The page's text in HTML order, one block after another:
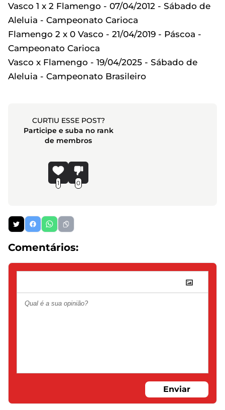
Vasco 1 x 2 Flamengo - 07/04/2012 - Sábado de
Aleluia - Campeonato Carioca
Flamengo 2 x 0 Vasco - 21/04/2019 - Páscoa -
Campeonato Carioca
Vasco x Flamengo - 19/04/2025 - Sábado de
Aleluia - Campeonato Brasileiro
CURTIU ESSE POST?
Participe e suba no rank
de membros
1 0
Comentários:
Enviar